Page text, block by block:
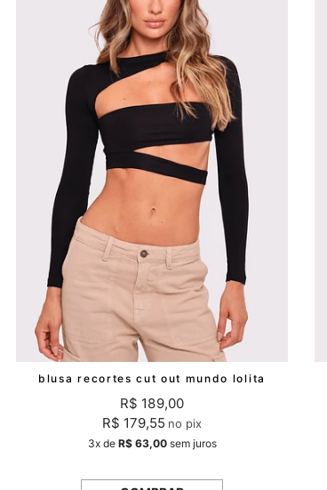
blusa recortes cut out mundo lolita
R$ 189,00
R$ 179,55 no pix
3xde R$ 63,00sem juros